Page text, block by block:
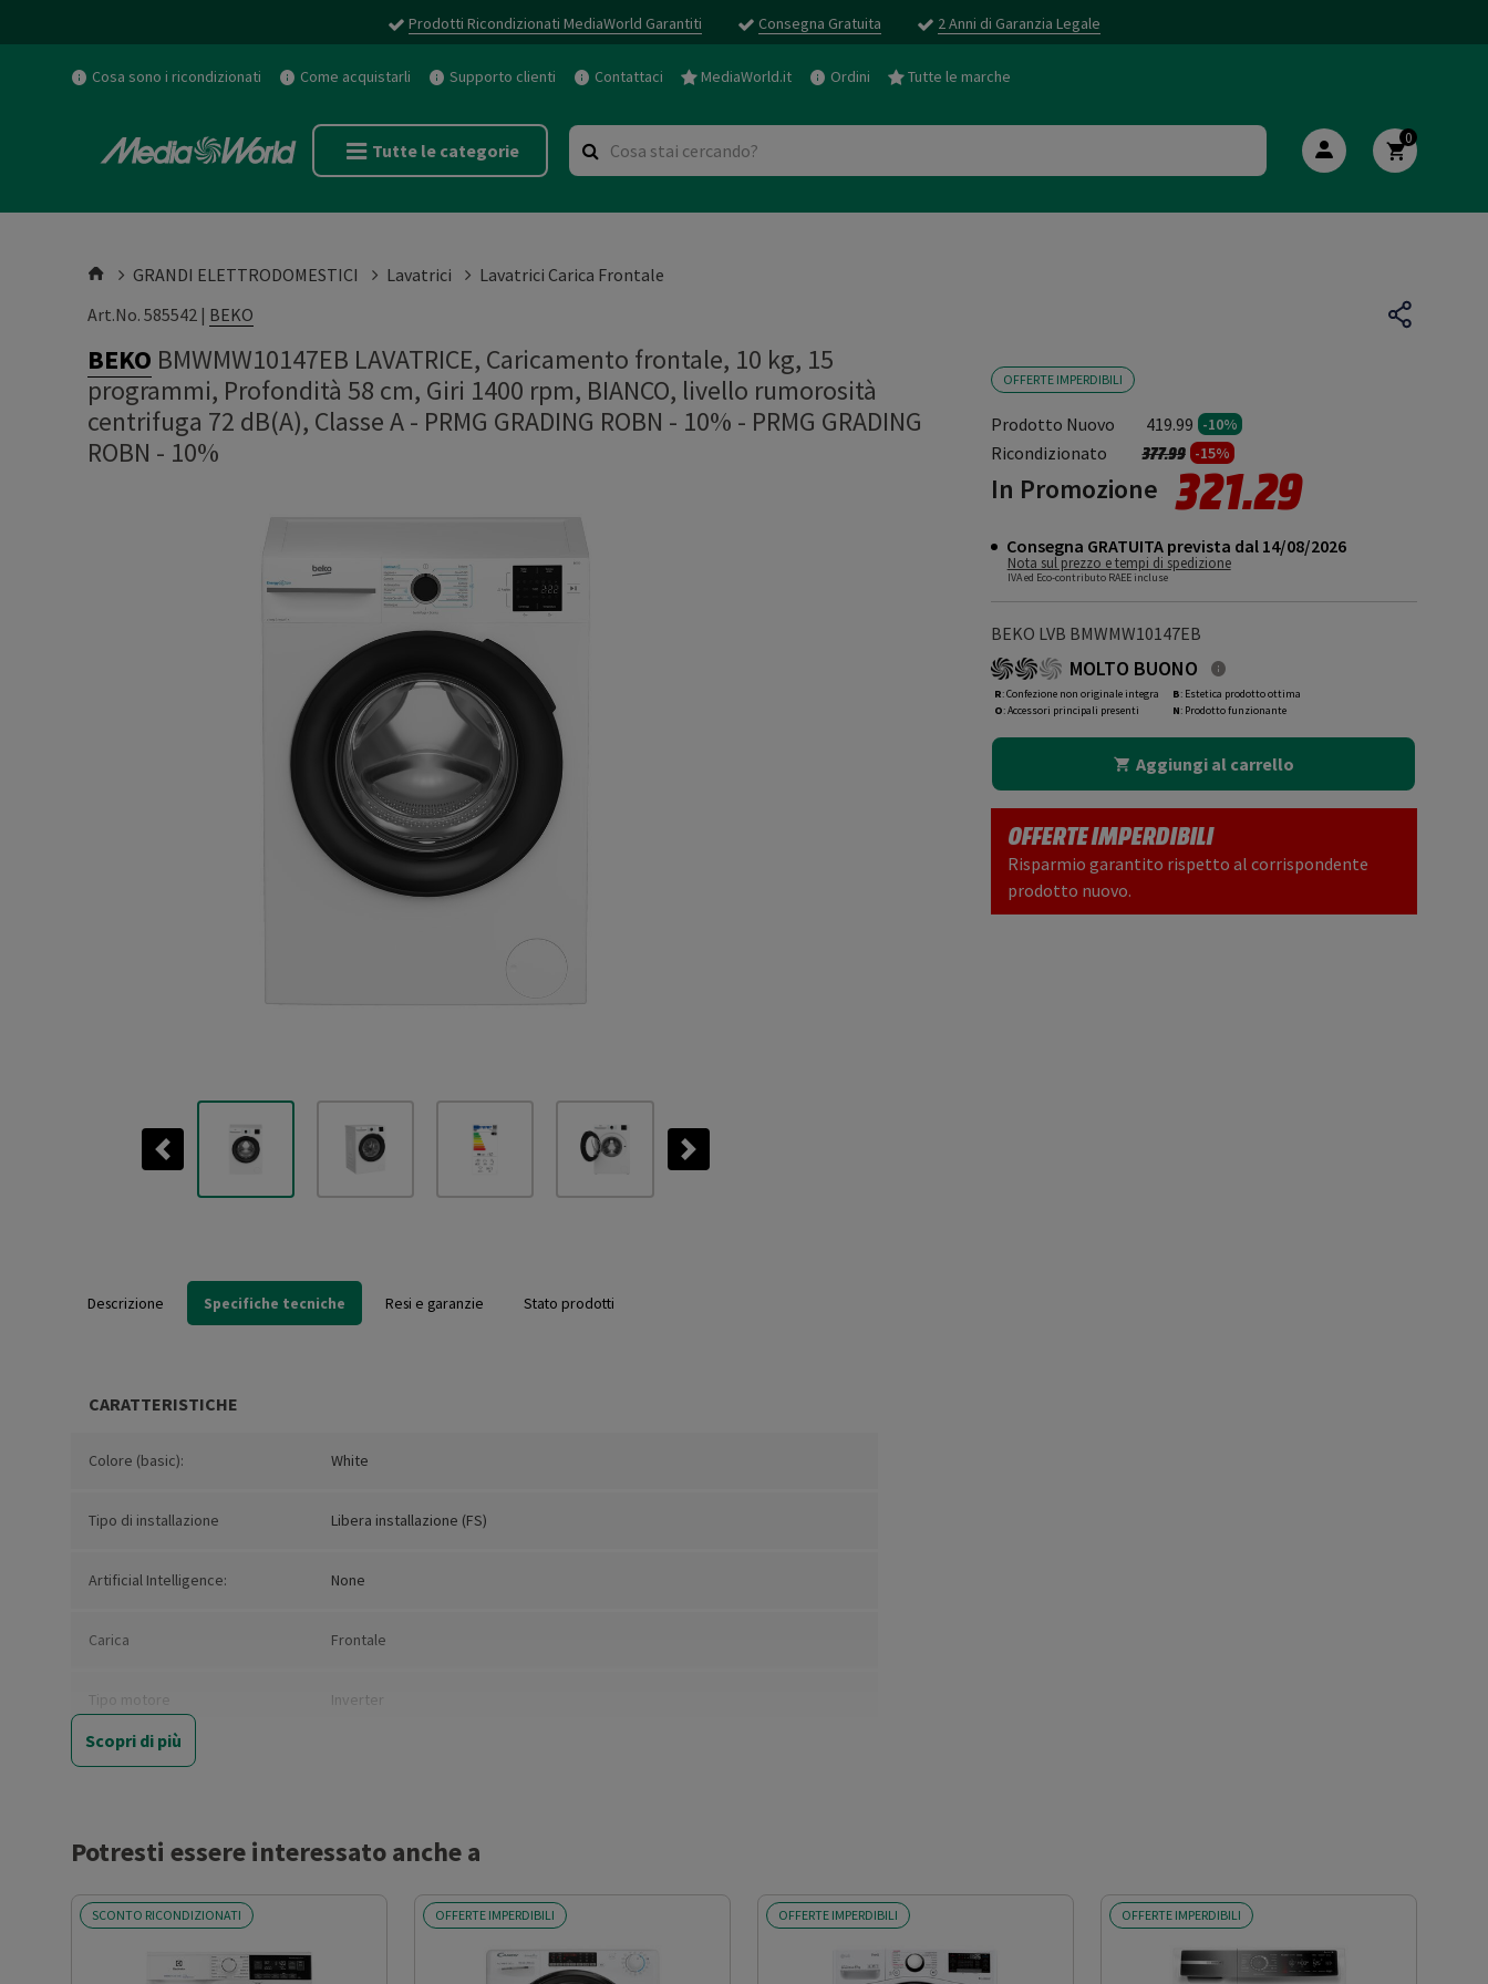
Prodotti Ricondizionati MediaWorld Garantiti Consegna Gratuita 2 Anni di Garanzia Legale
Cosa sono i ricondizionati Come acquistarli Supporto clienti Contattaci MediaWorld.it Ordini Tutte le marche
Tutte le categorie
0
GRANDI ELETTRODOMESTICI Lavatrici
Lavatrici Carica Frontale
Art.No. 585542 | BEKO
BEKO BMWMW10147EB LAVATRICE, Caricamento frontale, 10 kg, 15
programmi, Profondità 58 cm, Giri 1400 rpm, BIANCO, livello rumorosità
centrifuga 72 dB(A), Classe A - PRMG GRADING ROBN - 10% - PRMG GRADING
ROBN - 10%
Previous Next
OFFERTE IMPERDIBILI
Prodotto Nuovo 419.99 -10%
Ricondizionato Prezzo ridotto da
377.99a-15%
In Promozione 321.29
Consegna GRATUITA prevista dal 14/08/2026
Nota sul prezzo e tempi di spedizione
IVA ed Eco-contributo RAEE incluse
BEKO LVB BMWMW10147EB
MOLTO BUONO
R: Confezione non originale integra
O: Accessori principali presenti
B: Estetica prodotto ottima
N: Prodotto funzionante
Aggiungi al carrello
OFFERTE IMPERDIBILI
Risparmio garantito rispetto al corrispondente
prodotto nuovo.
Descrizione Specifiche tecniche Resi e garanzie Stato prodotti
CARATTERISTICHE
Colore (basic): White
Tipo di installazione Libera installazione (FS)
Artificial Intelligence: None
Carica Frontale
Tipo motore Inverter
Nuova Classe efficienza
Consumo ponderato di energia
per 100 cicli (kWh)
Capacità nominale del
Scopri di più
Potresti essere interessato anche a
SCONTO RICONDIZIONATI OFFERTE IMPERDIBILI OFFERTE IMPERDIBILI OFFERTE IMPERDIBILI